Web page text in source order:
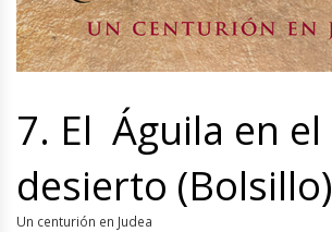
7. El Águila en el
desierto (Bolsillo)
Un centurión en Judea